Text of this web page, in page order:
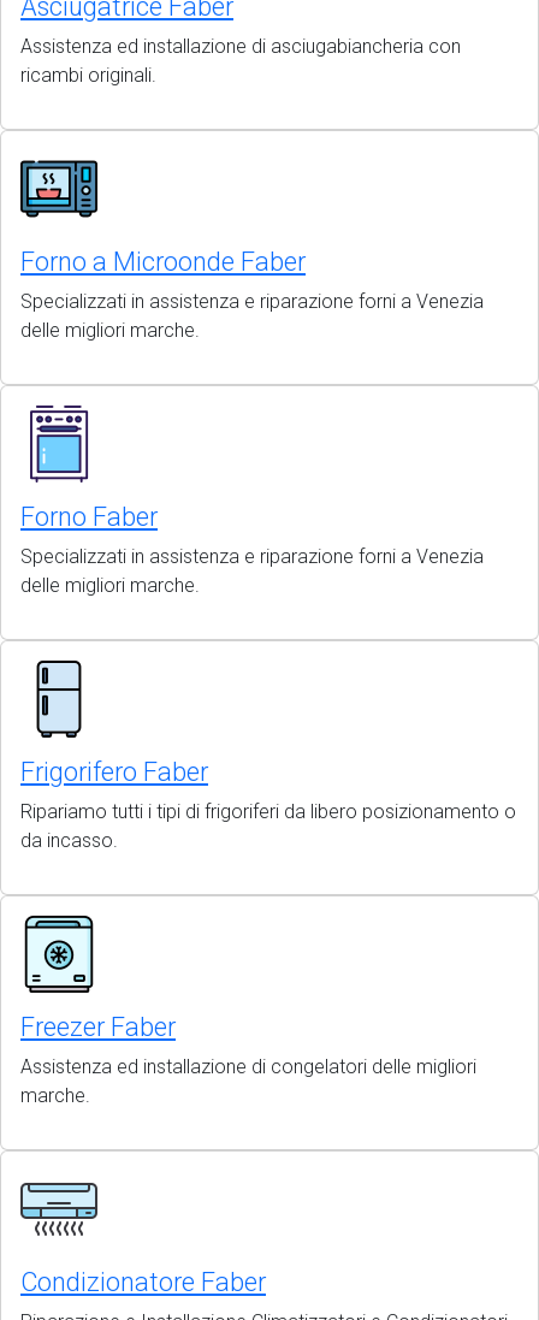
Asciugatrice Faber
Assistenza ed installazione di asciugabiancheria con
ricambi originali.
Forno a Microonde Faber
Specializzati in assistenza e riparazione forni a Venezia
delle migliori marche.
Forno Faber
Specializzati in assistenza e riparazione forni a Venezia
delle migliori marche.
Frigorifero Faber
Ripariamo tutti i tipi di frigoriferi da libero posizionamento o
da incasso.
Freezer Faber
Assistenza ed installazione di congelatori delle migliori
marche.
Condizionatore Faber